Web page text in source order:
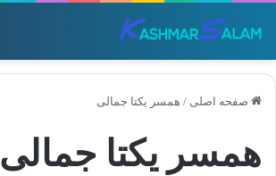
صفحه اصلی / همسر یکتا جمالی
همسر یکتا جمالی